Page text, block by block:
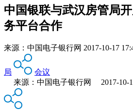
中国银联与武汉房管局
务平台合作
来源： 中国电子银行网 2017-10-17
局
会议
来源：中国电子银行网 2017-10-